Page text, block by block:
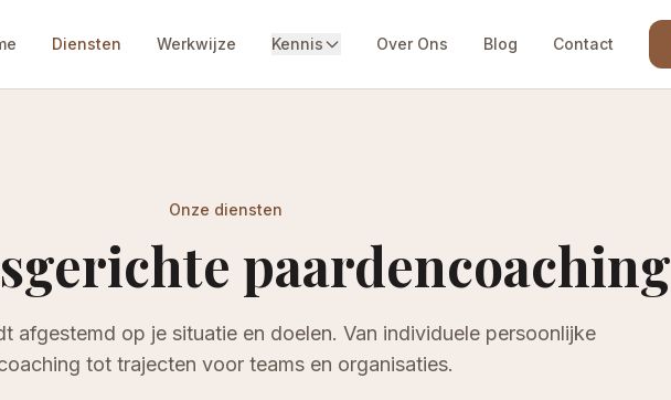
Diensten Werkwijze Kennis Over Ons Blog Contact
Onze diensten
paardencoaching
afgestemd op je situatie en doelen. Van individuele persoonlijke
tot trajecten voor teams en organisaties.